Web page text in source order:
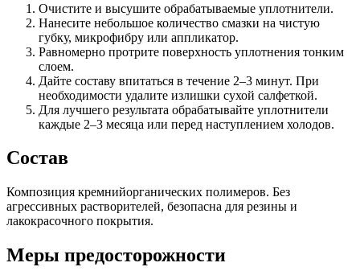
Очистите и высушите обрабатываемые уплотнители.
Нанесите небольшое количество смазки на чистую
губку, микрофибру или аппликатор.
Равномерно протрите поверхность уплотнения тонким
слоем.
Дайте составу впитаться в течение 2–3 минут. При
необходимости удалите излишки сухой салфеткой.
Для лучшего результата обрабатывайте уплотнители
каждые 2–3 месяца или перед наступлением холодов.
Состав
Композиция кремнийорганических полимеров. Без
агрессивных растворителей, безопасна для резины и
лакокрасочного покрытия.
Меры предосторожности